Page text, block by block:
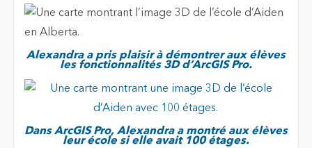
Alexandra a pris plaisir à démontrer aux élèves
les fonctionnalités 3D d’ArcGIS Pro.
Dans ArcGIS Pro, Alexandra a montré aux élèves
leur école si elle avait 100 étages.